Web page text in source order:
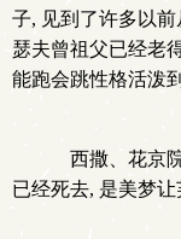
子, 见到了许多以
瑟夫曾祖父已经老
能跑会跳性格活泼
西撒、花京
已经死去, 是美梦让